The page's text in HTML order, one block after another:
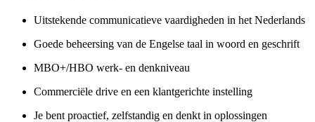
Uitstekende communicatieve vaardigheden in het Nederlands
Goede beheersing van de Engelse taal in woord en geschrift
MBO+/HBO werk- en denkniveau
Commerciële drive en een klantgerichte instelling
Je bent proactief, zelfstandig en denkt in oplossingen